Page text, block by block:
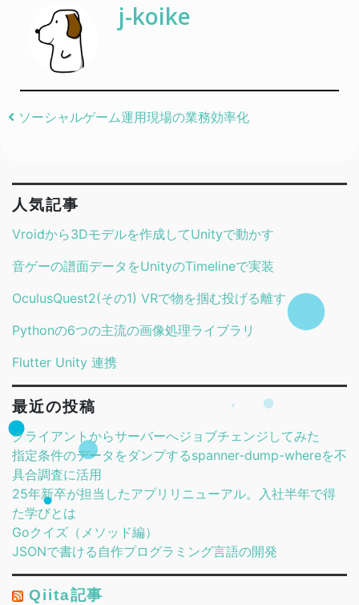
j-koike
Post navigation
ソーシャルゲーム運用現場の業務効率化
人気記事
Vroidから3Dモデルを作成してUnityで動かす
音ゲーの譜面データをUnityのTimelineで実装
OculusQuest2(その1) VRで物を掴む投げる離す
Pythonの6つの主流の画像処理ライブラリ
Flutter Unity 連携
最近の投稿
クライアントからサーバーへジョブチェンジしてみた
指定条件のデータをダンプするspanner-dump-whereを不
具合調査に活用
25年新卒が担当したアプリリニューアル。入社半年で得
た学びとは
Goクイズ（メソッド編）
JSONで書ける自作プログラミング言語の開発
Qiita記事